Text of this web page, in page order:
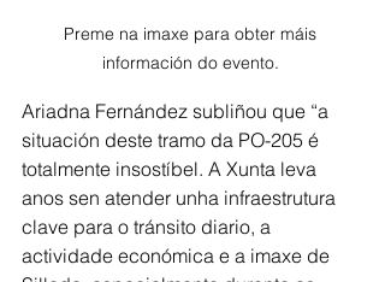
Preme na imaxe para obter máis
información do evento.
Ariadna Fernández subliñou que “a
situación deste tramo da PO-205 é
totalmente insostíbel. A Xunta leva
anos sen atender unha infraestrutura
clave para o tránsito diario, a
actividade económica e a imaxe de